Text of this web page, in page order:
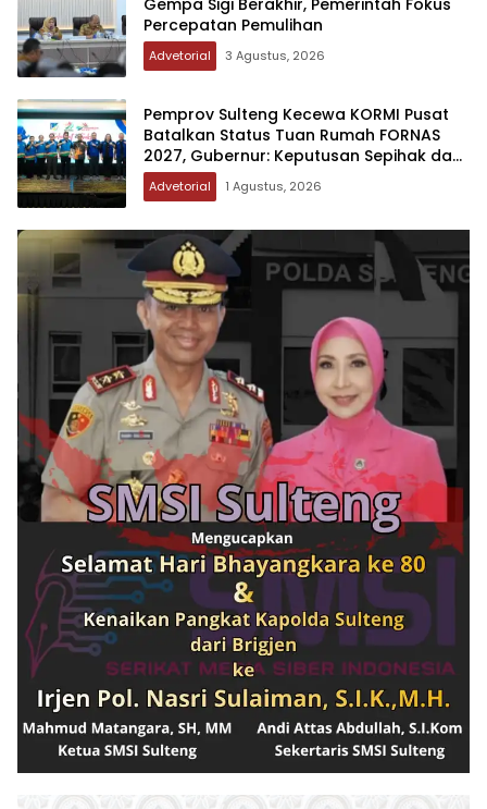
Gempa Sigi Berakhir, Pemerintah Fokus
Percepatan Pemulihan
Advetorial 3 Agustus, 2026
Pemprov Sulteng Kecewa KORMI Pusat
Batalkan Status Tuan Rumah FORNAS
2027, Gubernur: Keputusan Sepihak dan
Tanpa Koordinasi
Advetorial 1 Agustus, 2026